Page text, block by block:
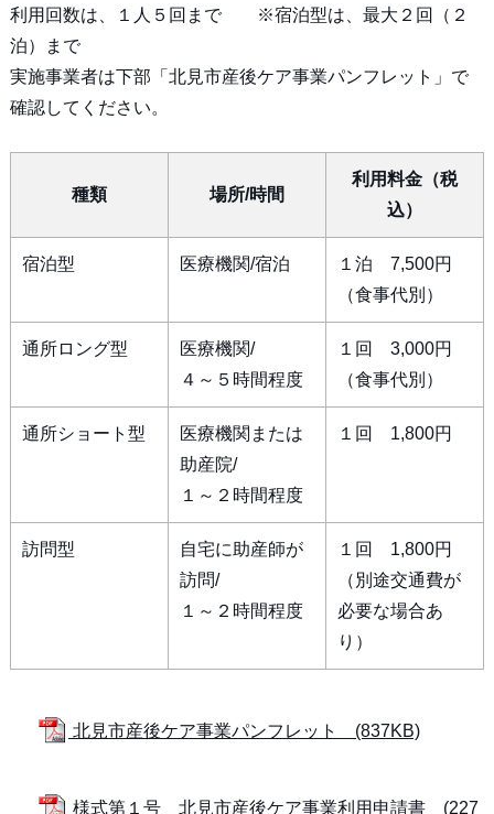
利用回数は、１人５回まで ※宿泊型は、最大２回（２
泊）まで
実施事業者は下部「北見市産後ケア事業パンフレット」で
確認してください。
種類 場所/時間
利用料金（税
込）
宿泊型 医療機関/宿泊
１泊 7,500円
（食事代別）
通所ロング型
医療機関/
４～５時間程度
１回 3,000円
（食事代別）
通所ショート型
医療機関または
助産院/
１～２時間程度
１回 1,800円
訪問型
自宅に助産師が
訪問/
１～２時間程度
１回 1,800円
（別途交通費が
必要な場合あ
り）
北見市産後ケア事業パンフレット (837KB)
様式第１号 北見市産後ケア事業利用申請書 (227